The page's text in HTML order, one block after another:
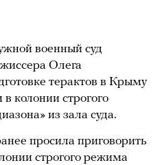
военный суд
Олега
терактов в Крыму
колонии строгого
из зала суда.
просила приговорить
строгого режима